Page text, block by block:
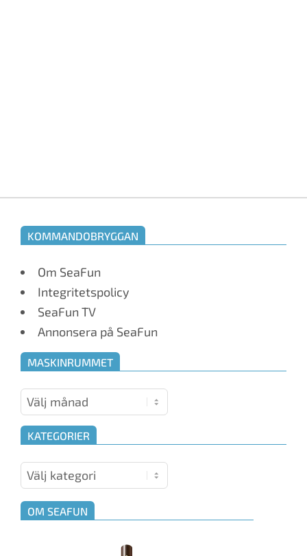
KOMMANDOBRYGGAN
Om SeaFun
Integritetspolicy
SeaFun TV
Annonsera på SeaFun
MASKINRUMMET
Maskinrummet
KATEGORIER
Kategorier
OM SEAFUN